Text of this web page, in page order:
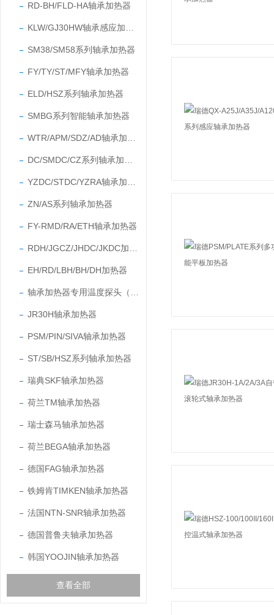
RD-BH/FLD-HA轴承加热器
SM38/SM58系列轴承加热器
FY/TY/ST/MFY轴承加热器
ELD/HSZ系列轴承加热器
SMBG系列智能轴承加热器
ZN/AS系列轴承加热器
FY-RMD/RA/ETH轴承加热器
EH/RD/LBH/BH/DH加热器
JR30H轴承加热器
PSM/PIN/SIVA轴承加热器
ST/SB/HSZ系列轴承加热器
瑞典SKF轴承加热器
荷兰TM轴承加热器
瑞士森马轴承加热器
荷兰BEGA轴承加热器
德国FAG轴承加热器
铁姆肯TIMKEN轴承加热器
法国NTN-SNR轴承加热器
德国普鲁夫轴承加热器
韩国YOOJIN轴承加热器
查看全部